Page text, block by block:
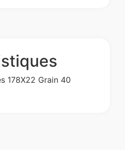
178X22 Grain 40